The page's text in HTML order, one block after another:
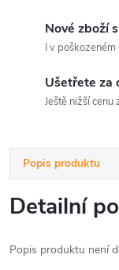
Nové zboží
I v
Ušetřete za
Ještě nižší
Popis produktu
Detailní
Popis produktu není